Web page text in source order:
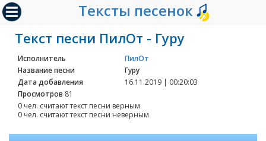
Тексты песенок
Текст песни ПилОт - Гуру
Исполнитель
ПилОт
Название песни
Гуру
Дата добавления
16.11.2019 | 00:20:03
Просмотров 81
0 чел. считают текст песни верным
0 чел. считают текст песни неверным